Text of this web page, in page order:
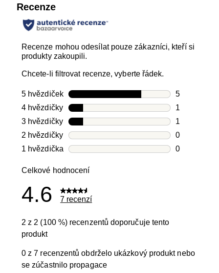
Recenze
Recenze mohou odesílat pouze zákazníci, kteří si
produkty zakoupili.
Chcete-li filtrovat recenze, vyberte řádek.
5 hvězdičekhvězdičky
5
Počet
4 hvězdičkyhvězdičky
1
Počet
3 hvězdičkyhvězdičky
1
Počet
2 hvězdičkyhvězdičky
0
Počet
1 hvězdičkahvězdičky
0
Celkové hodnocení
4.6 7 recenzí
2 z 2 (100 %) recenzentů doporučuje tento
produkt
0 z 7 recenzentů obdrželo ukázkový produkt nebo
se zúčastnilo propagace